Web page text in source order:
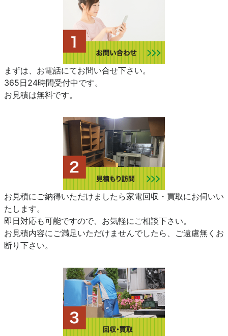
まずは、お電話にてお問い合せ下さい。
365日24時間受付中です。
お見積は無料です。
お見積にご納得いただけましたら家電回収・買取にお伺いい
たします。
即日対応も可能ですので、お気軽にご相談下さい。
お見積内容にご満足いただけませんでしたら、ご遠慮無くお
断り下さい。